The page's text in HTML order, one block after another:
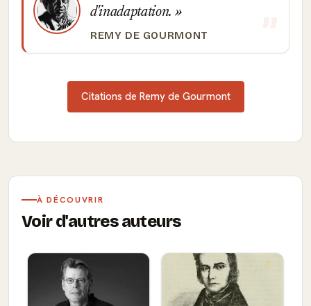
d'inadaptation.
REMY DE GOURMONT
Citations de Remy de Gourmont
À DÉCOUVRIR
Voir d'autres auteurs